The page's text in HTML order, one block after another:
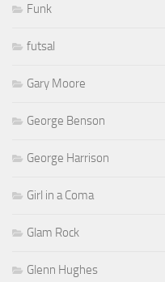
Funk
futsal
Gary Moore
George Benson
George Harrison
Girl in a Coma
Glam Rock
Glenn Hughes